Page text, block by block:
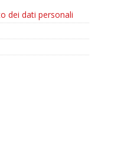
dei dati personali